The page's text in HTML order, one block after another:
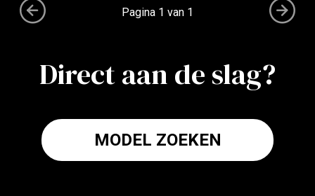
Pagina 1 van 1
Direct aan de slag?
MODEL ZOEKEN